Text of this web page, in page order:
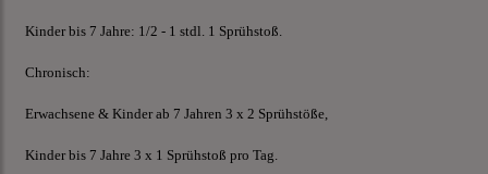
Kinder bis 7 Jahre: 1/2 - 1 stdl. 1 Sprühstoß.
Chronisch:
Erwachsene & Kinder ab 7 Jahren 3 x 2 Sprühstöße,
Kinder bis 7 Jahre 3 x 1 Sprühstoß pro Tag.